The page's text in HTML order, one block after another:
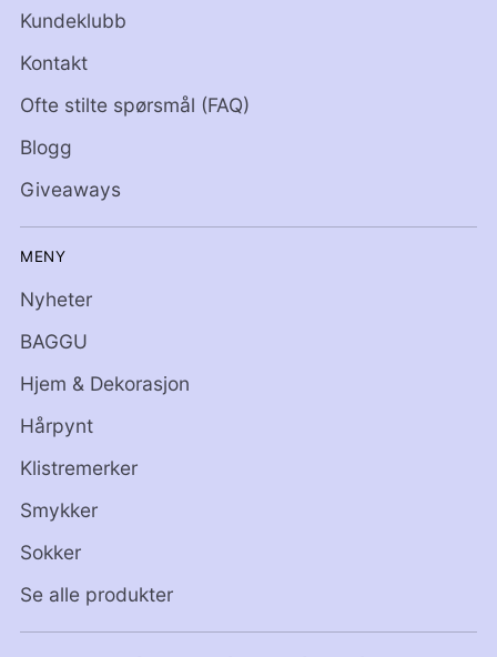
Kundeklubb
Kontakt
Ofte stilte spørsmål (FAQ)
Blogg
Giveaways
MENY
Nyheter
BAGGU
Hjem & Dekorasjon
Hårpynt
Klistremerker
Smykker
Sokker
Se alle produkter